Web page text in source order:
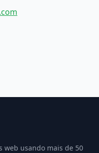
web usando mais de 50